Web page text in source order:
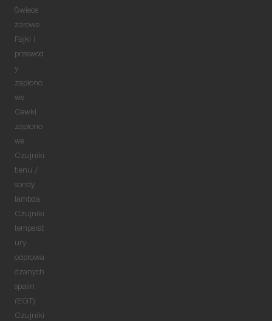
Świece
żarowe
Fajki i
przewod
y
zapłono
we
Cewki
zapłono
we
Czujniki
tlenu /
sondy
lambda
Czujniki
temperat
ury
odprowa
dzanych
spalin
(EGT)
Czujniki